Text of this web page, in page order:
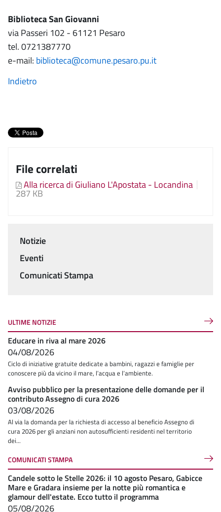
Biblioteca San Giovanni
via Passeri 102 - 61121 Pesaro
tel. 0721387770
e-mail: biblioteca@comune.pesaro.pu.it
Indietro
File correlati
Alla ricerca di Giuliano L'Apostata - Locandina
287 KB
Menu
Notizie
Eventi
Comunicati Stampa
ULTIME NOTIZIE
Educare in riva al mare 2026
04/08/2026
Ciclo di iniziative gratuite dedicate a bambini, ragazzi e famiglie per
conoscere più da vicino il mare, l’acqua e l’ambiente.
Avviso pubblico per la presentazione delle domande per il
contributo Assegno di cura 2026
03/08/2026
Al via la domanda per la richiesta di accesso al beneficio Assegno di
cura 2026 per gli anziani non autosufficienti residenti nel territorio
dei...
COMUNICATI STAMPA
Candele sotto le Stelle 2026: il 10 agosto Pesaro, Gabicce
Mare e Gradara insieme per la notte più romantica e
glamour dell'estate. Ecco tutto il programma
05/08/2026